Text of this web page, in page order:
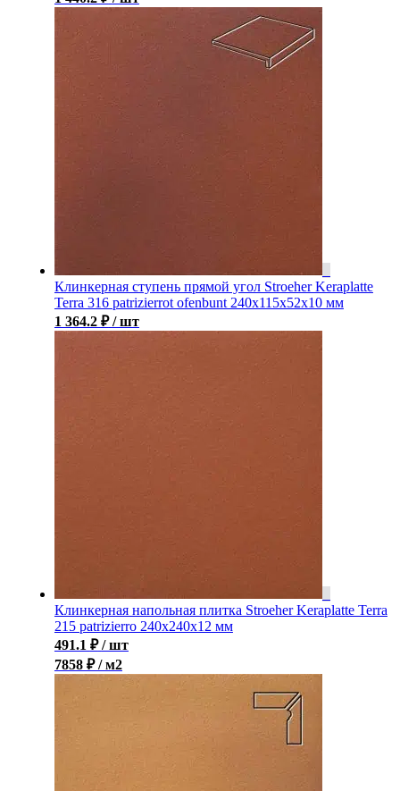
Клинкерная ступень прямой угол Stroeher Keraplatte
Terra 316 patrizierrot ofenbunt 240х115х52х10 мм
1 364.2 ₽ / шт
Клинкерная напольная плитка Stroeher Keraplatte Terra
215 patrizierro 240х240х12 мм
491.1 ₽ / шт
7858 ₽ / м2